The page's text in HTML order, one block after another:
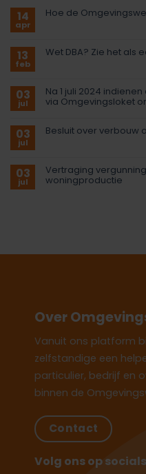
14
apr
Hoe de
13
feb
Wet DBA? Zie het als
03
jul
Na 1 juli 2024
via Omgevingsloket
03
jul
Besluit over verbouw
03
jul
Vertraging
woningproductie
Over
Vanuit ons platform
zelfstandige een
particulier, bedrijf en
binnen de
Contact
Volg ons op socials